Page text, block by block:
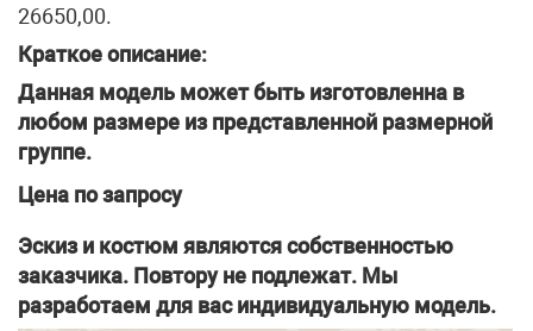
26650,00.
Краткое описание:
Данная модель может быть изготовленна в
любом размере из представленной размерной
группе.
Цена по запросу
Эскиз и костюм являются собственностью
заказчика. Повтору не подлежат. Мы
разработаем для вас индивидуальную модель.